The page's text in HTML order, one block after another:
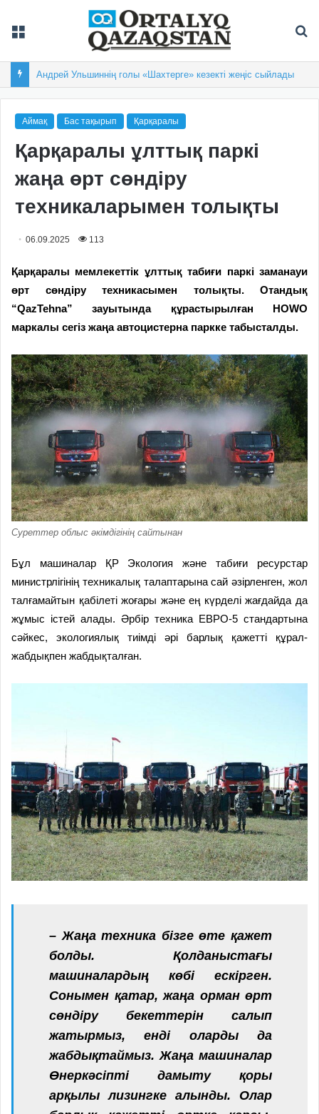
Андрей Ульшиннің голы «Шахтерге» кезекті жеңіс сыйлады
Аймақ Бас тақырып Қарқаралы
Қарқаралы ұлттық паркі
жаңа өрт сөндіру
техникаларымен толықты
06.09.2025 113
Қарқаралы мемлекеттік ұлттық табиғи паркі заманауи
өрт сөндіру техникасымен толықты. Отандық
“QazTehna” зауытында құрастырылған HOWO
маркалы сегіз жаңа автоцистерна паркке табысталды.
Суреттер облыс әкімдігінің сайтынан
Бұл машиналар ҚР Экология және табиғи ресурстар
министрлігінің техникалық талаптарына сай әзірленген, жол
талғамайтын қабілеті жоғары және ең күрделі жағдайда да
жұмыс істей алады. Әрбір техника ЕВРО-5 стандартына
сәйкес, экологиялық тиімді әрі барлық қажетті құрал-
жабдықпен жабдықталған.
– Жаңа техника бізге өте қажет
болды. Қолданыстағы
машиналардың көбі ескірген.
Сонымен қатар, жаңа орман өрт
сөндіру бекеттерін салып
жатырмыз, енді оларды да
жабдықтаймыз. Жаңа машиналар
Өнеркәсіпті дамыту қоры
арқылы лизингке алынды. Олар